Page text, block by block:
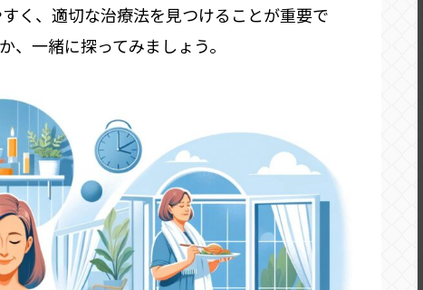
く、適切な治療法を見つけることが重要で
、一緒に探ってみましょう。